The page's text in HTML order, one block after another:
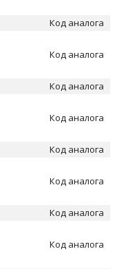
Код аналога
Код аналога
Код аналога
Код аналога
Код аналога
Код аналога
Код аналога
Код аналога